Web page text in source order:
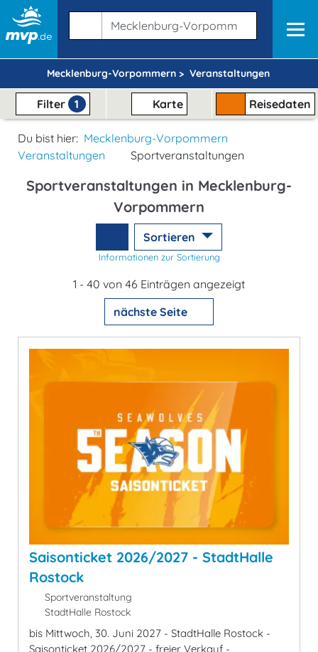
Mecklenburg-Vorpommern > Veranstaltungen
Filter 1 Karte Reisedaten
Du bist hier: Mecklenburg-Vorpommern
Veranstaltungen
Sportveranstaltungen
Sportveranstaltungen in Mecklenburg-
Vorpommern
Sortieren
Informationen zur Sortierung
1 - 40 von 46 Einträgen angezeigt
nächste Seite
Saisonticket 2026/2027 - StadtHalle
Rostock
Sportveranstaltung
StadtHalle Rostock
bis Mittwoch, 30. Juni 2027 - StadtHalle Rostock -
Saisonticket 2026/2027 - freier Verkauf -